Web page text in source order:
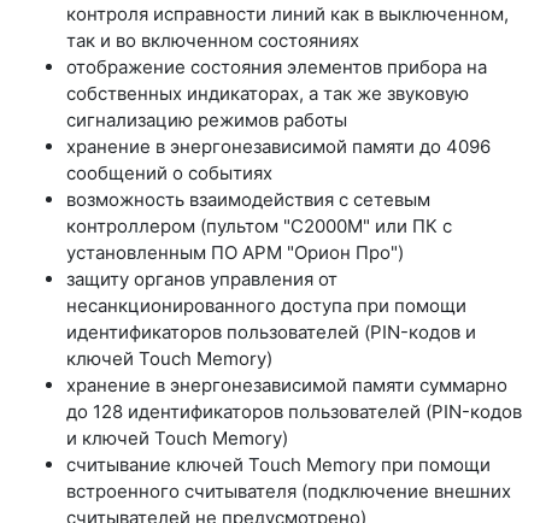
контроля исправности линий как в выключенном,
так и во включенном состояниях
отображение состояния элементов прибора на
собственных индикаторах, а так же звуковую
сигнализацию режимов работы
хранение в энергонезависимой памяти до 4096
сообщений о событиях
возможность взаимодействия с сетевым
контроллером (пультом "С2000М" или ПК с
установленным ПО АРМ "Орион Про")
защиту органов управления от
несанкционированного доступа при помощи
идентификаторов пользователей (PIN-кодов и
ключей Touch Memory)
хранение в энергонезависимой памяти суммарно
до 128 идентификаторов пользователей (PIN-кодов
и ключей Touch Memory)
считывание ключей Touch Memory при помощи
встроенного считывателя (подключение внешних
считывателей не предусмотрено)